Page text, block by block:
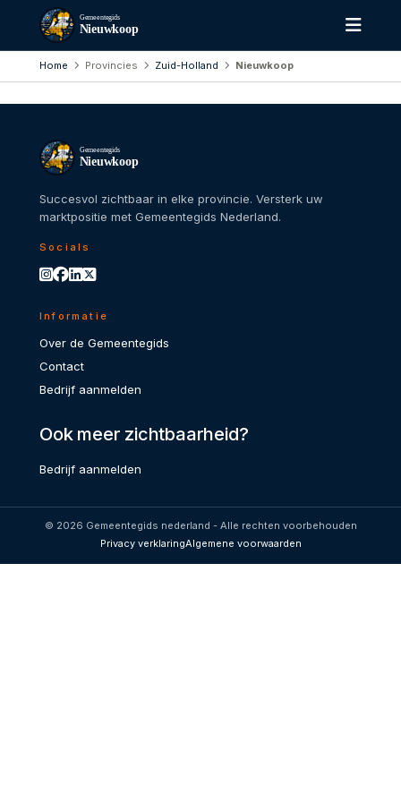
Gemeentegids
Nieuwkoop
Home Provincies Zuid-Holland Nieuwkoop
Gemeentegids
Nieuwkoop
Succesvol zichtbaar in elke provincie. Versterk uw
marktpositie met Gemeentegids Nederland.
Socials
Informatie
Over de Gemeentegids
Contact
Bedrijf aanmelden
Ook meer zichtbaarheid?
Bedrijf aanmelden
© 2026 Gemeentegids nederland - Alle rechten voorbehouden
Privacy verklaringAlgemene voorwaarden